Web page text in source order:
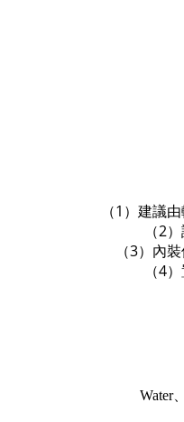
（1）建議
（2
（3）內
（4
Water